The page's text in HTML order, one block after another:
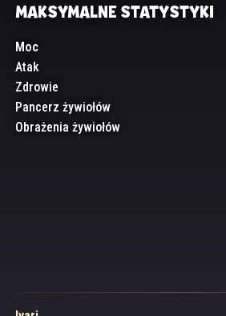
MAKSYMALNE STATYSTYKI
Moc
Atak
Zdrowie
Pancerz żywiołów
Obrażenia żywiołów